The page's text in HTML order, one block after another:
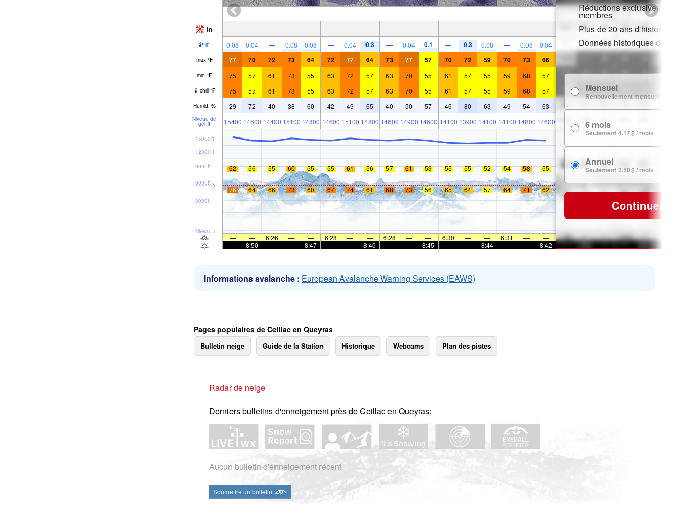
in — — — — — — — — — — — — — — — — —
in 0.08 0.04 — 0.08 0.08 — 0.04 0.3 — 0.04 0.1 — 0.3 0.08 — 0.08 0.04
max °F 77 70 72 73 64 72 77 64 73 77 57 70 72 59 70 73 66
min °F 75 57 61 73 55 63 72 57 63 70 55 61 57 55 59 68 57
chill °F 75 57 61 73 55 63 72 57 63 70 55 61 57 55 59 68 57
Humid. % 29 72 40 38 60 42 49 65 40 50 57 46 80 63 49 54 63
Niveau de
gel ft 15400 14600 14400 15100 14800 14600 15100 14800 14600 14900 14600 14100 13900 14100 14100 14800 14600
Niveau de la mer
3000ft
6000ft
9000ft
12000ft
15000ft
62 56 55 60 55 55 61 56 57 61 53 55 55 52 54 58 55
76 64 66 73 60 67 74 61 68 73 56 65 64 57 64 71 62
— — 6:26 — — 6:28 — — 6:28 — — 6:30 — — 6:31 —
—
—
8:50 — — 8:47 — — 8:46 — — 8:45 — — 8:44 — — 8:42
Réductions exclusives pour
membres
Plus de 20 ans d'historique
Données historiques de neige
Mensuel
Renouvellement mensuel
6 mois
Seulement 4.17 $ / mois
Annuel
Seulement 2.50 $ / mois
Continuer
Informations avalanche : European Avalanche Warning Services (EAWS)
Pages populaires de Ceillac en Queyras
Bulletin neige Guide de la Station Historique Webcams Plan des pistes
Radar de neige
Derniers bulletins d'enneigement près de Ceillac en Queyras:
Aucun bulletin d'enneigement récent
Soumettre un bulletin